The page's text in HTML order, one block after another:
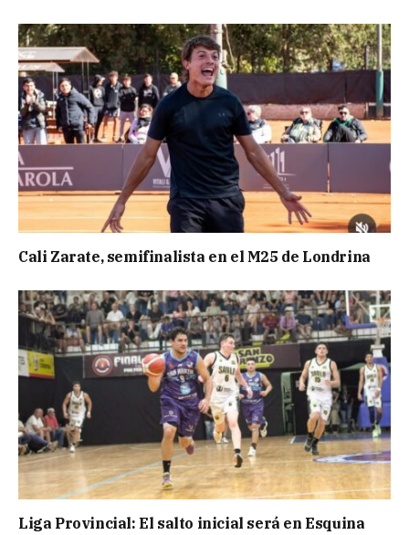
Cali Zarate, semifinalista en el M25 de Londrina
Liga Provincial: El salto inicial será en Esquina